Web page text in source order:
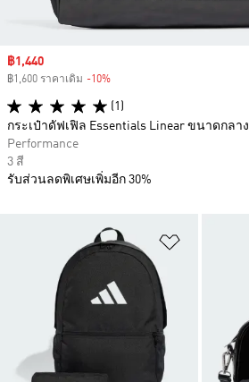
Sale price
฿1,440
฿1,600 ราคาเดิม -10%
(1)
กระเป๋าดัฟเฟิล Essentials Linear ขนาดกลาง
Performance
3 สี
รับส่วนลดพิเศษเพิ่มอีก 30%